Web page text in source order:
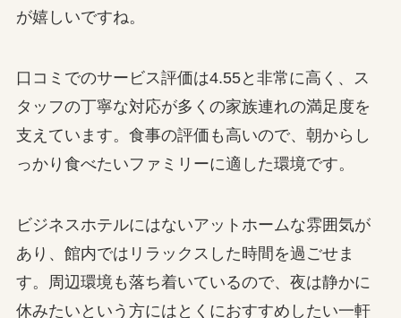
が嬉しいですね。
口コミでのサービス評価は4.55と非常に高く、ス
タッフの丁寧な対応が多くの家族連れの満足度を
支えています。食事の評価も高いので、朝からし
っかり食べたいファミリーに適した環境です。
ビジネスホテルにはないアットホームな雰囲気が
あり、館内ではリラックスした時間を過ごせま
す。周辺環境も落ち着いているので、夜は静かに
休みたいという方にはとくにおすすめしたい一軒